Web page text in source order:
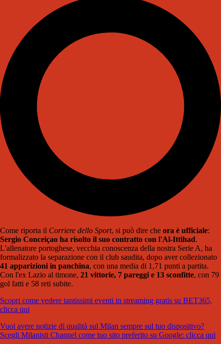
Come riporta il Corriere dello Sport, si può dire che ora è ufficiale:
Sergio Conceiçao ha risolto il suo contratto con l'Al-Ittihad.
L'allenatore portoghese, vecchia conoscenza della nostra Serie A, ha
formalizzato la separazione con il club saudita, dopo aver collezionato
41 apparizioni in panchina, con una media di 1,71 punti a partita.
Con l'ex Lazio al timone, 21 vittorie, 7 pareggi e 13 sconfitte, con 79
gol fatti e 58 reti subite.
Scopri come vedere tantissimi eventi in streaming gratis su BET365,
clicca qui
Vuoi avere notizie di qualità sul Milan sempre sul tuo dispositivo?
Scegli Milanisti Channel come tuo sito preferito su Google: clicca qui